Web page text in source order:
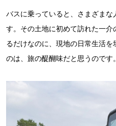
バスに乗っていると、さまざまな
す。その土地に初めて訪れた一介
るだけなのに、現地の日常生活を
のは、旅の醍醐味だと思うのです。